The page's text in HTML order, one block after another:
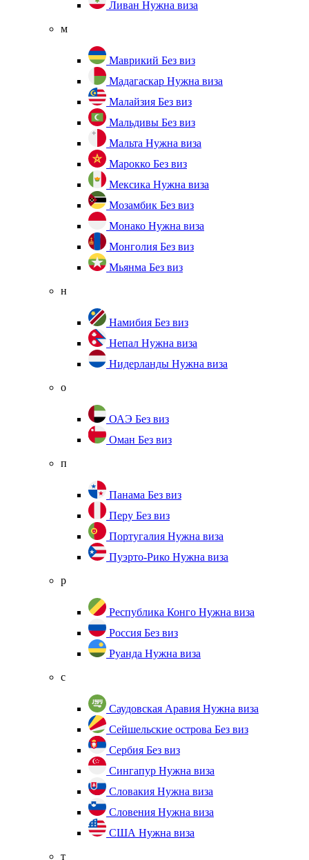
Ливан Нужна виза
м
Маврикий Без виз
Мадагаскар Нужна виза
Малайзия Без виз
Мальдивы Без виз
Мальта Нужна виза
Марокко Без виз
Мексика Нужна виза
Мозамбик Без виз
Монако Нужна виза
Монголия Без виз
Мьянма Без виз
н
Намибия Без виз
Непал Нужна виза
Нидерланды Нужна виза
о
ОАЭ Без виз
Оман Без виз
п
Панама Без виз
Перу Без виз
Португалия Нужна виза
Пуэрто-Рико Нужна виза
р
Республика Конго Нужна виза
Россия Без виз
Руанда Нужна виза
с
Саудовская Аравия Нужна виза
Сейшельские острова Без виз
Сербия Без виз
Сингапур Нужна виза
Словакия Нужна виза
Словения Нужна виза
США Нужна виза
т